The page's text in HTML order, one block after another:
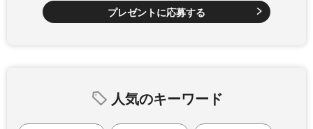
プレゼントに応募する
人気のキーワード